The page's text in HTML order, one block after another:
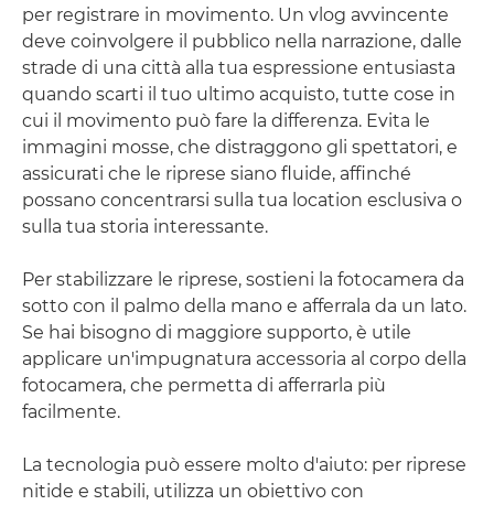
per registrare in movimento. Un vlog avvincente
deve coinvolgere il pubblico nella narrazione, dalle
strade di una città alla tua espressione entusiasta
quando scarti il tuo ultimo acquisto, tutte cose in
cui il movimento può fare la differenza. Evita le
immagini mosse, che distraggono gli spettatori, e
assicurati che le riprese siano fluide, affinché
possano concentrarsi sulla tua location esclusiva o
sulla tua storia interessante.
Per stabilizzare le riprese, sostieni la fotocamera da
sotto con il palmo della mano e afferrala da un lato.
Se hai bisogno di maggiore supporto, è utile
applicare un'impugnatura accessoria al corpo della
fotocamera, che permetta di afferrarla più
facilmente.
La tecnologia può essere molto d'aiuto: per riprese
nitide e stabili, utilizza un obiettivo con